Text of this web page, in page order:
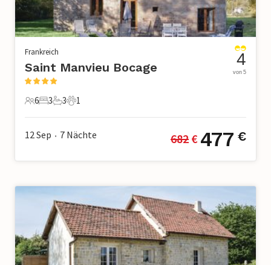
Frankreich
Saint Manvieu Bocage
6 Gäste
6
3 Schlafzimmer
3
3 Badezimmer
3
1 Haustier
1
4
von 5
12 Sep • 7 Nächte 682 € 477 €